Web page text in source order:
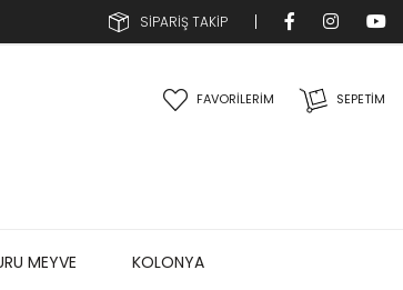
SİPARİŞ TAKİP
SEPETIM
FAVORİLERİM
MEYVE KOLONYA